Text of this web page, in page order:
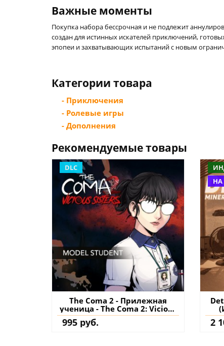
Важные моменты
Покупка набора бессрочная и не подлежит
создан для истинных искателей приключений,
эпопеи и захватывающих испытаний с новым
Категории товара
- Приключения
- Ролевые игры
- Дополнения
Рекомендуемые товары
DLC
The Coma 2 - Прилежная
ученица - The Coma 2: Vicious
Sisters PS4 (Турция) купить
дополнение на аккаунт
995 руб.
НА
2